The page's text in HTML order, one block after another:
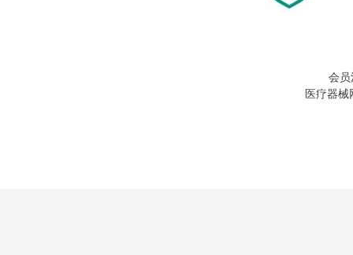
会
医疗器